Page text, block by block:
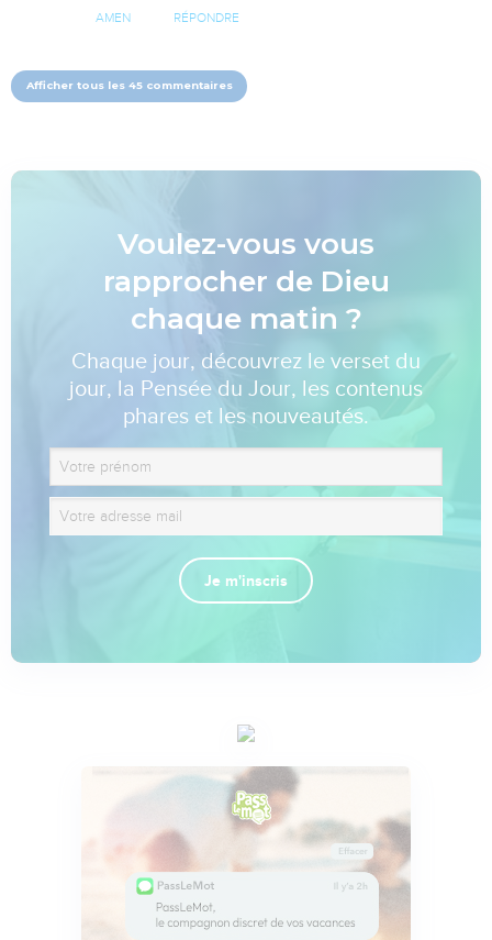
AMEN RÉPONDRE
Afficher tous les 45 commentaires
Voulez-vous vous
rapprocher de Dieu
chaque matin ?
Chaque jour, découvrez le verset du
jour, la Pensée du Jour, les contenus
phares et les nouveautés.
Je m'inscris